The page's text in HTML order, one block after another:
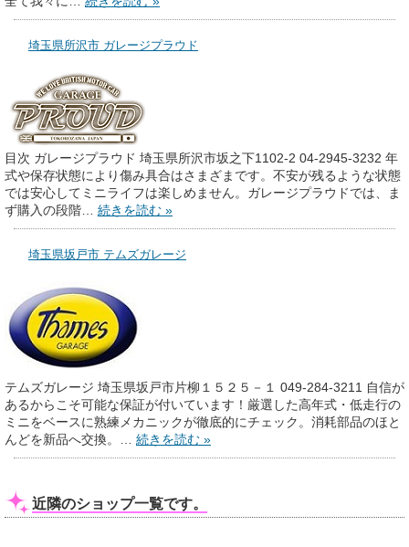
埼玉県所沢市 ガレージプラウド
目次 ガレージプラウド 埼玉県所沢市坂之下1102-2 04-2945-3232 年
式や保存状態により傷み具合はさまざまです。不安が残るような状態
では安心してミニライフは楽しめません。ガレージプラウドでは、ま
ず購入の段階… 続きを読む »
埼玉県坂戸市 テムズガレージ
テムズガレージ 埼玉県坂戸市片柳１５２５－１ 049-284-3211 自信が
あるからこそ可能な保証が付いています！厳選した高年式・低走行の
ミニをベースに熟練メカニックが徹底的にチェック。消耗部品のほと
んどを新品へ交換。… 続きを読む »
近隣のショップ一覧です。